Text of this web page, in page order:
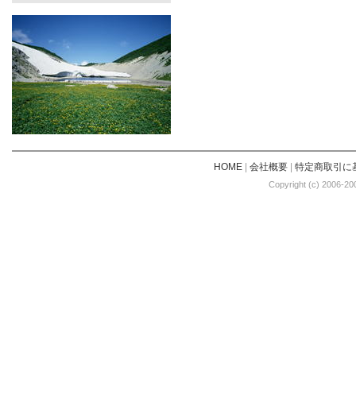
HOME| 会社概要| 特定商取引に
Copyright (c) 2006-